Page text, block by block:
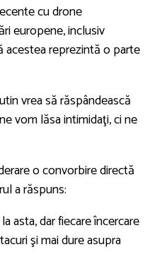
cu drone
europene, inclusiv
acestea reprezintă o parte
vrea să răspândească
vom lăsa intimidaţi, ci ne
o convorbire directă
a răspuns:
asta, dar fiecare încercare
şi mai dure asupra